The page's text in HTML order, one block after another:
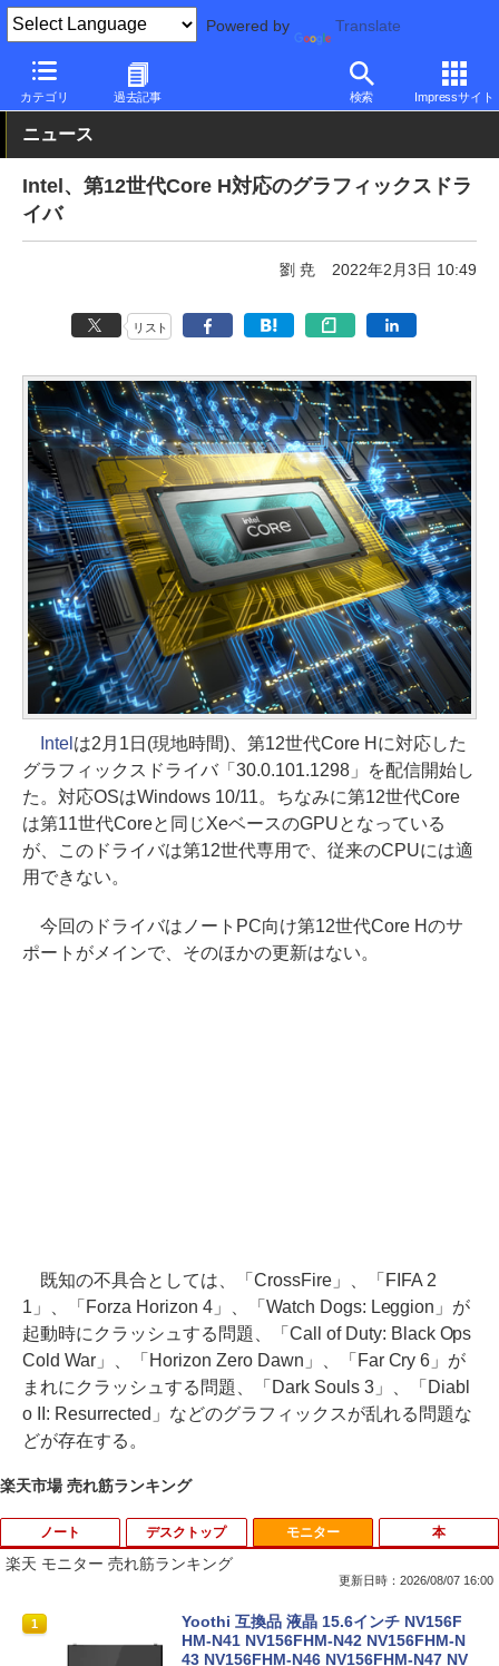
Powered by Translate
カテゴリ 過去記事 検索 Impressサイト
PC Watch 半導体/周辺機器
ニュース
Intel、第12世代Core H対応のグラフィックスドラ
イバ
劉 尭 2022年2月3日 10:49
リスト
Intel は2月1日(現地時間)、第12世代Core Hに対応した
グラフィックスドライバ「30.0.101.1298」を配信開始し
た。対応OSはWindows 10/11。ちなみに第12世代Core
は第11世代Coreと同じXeベースのGPUとなっている
が、このドライバは第12世代専用で、従来のCPUには適
用できない。
今回のドライバはノートPC向け第12世代Core Hのサ
ポートがメインで、そのほかの更新はない。
既知の不具合としては、「CrossFire」、「FIFA 2
1」、「Forza Horizon 4」、「Watch Dogs: Leggion」が
起動時にクラッシュする問題、「Call of Duty: Black Ops
Cold War」、「Horizon Zero Dawn」、「Far Cry 6」が
まれにクラッシュする問題、「Dark Souls 3」、「Diabl
o II: Resurrected」などのグラフィックスが乱れる問題な
どが存在する。
楽天市場 売れ筋ランキング
ノート
1
中古ノートパソコンDell Latitude 5320
2-in-1 5320-con 【中古】 Dell Latitude
5320 2-in-1 中古ノートパソコンCore i5
デスクトップ
1
中古パソコン HP Z230 SFF Workstatio
n CPU Intel Xeon E3-1231v3-3.40Ghz
メモリ8GB SSD256GB DVDROM デスク
モニター
楽天 モニター 売れ筋ランキング
更新日時：2026/08/07 16:00
1
Yoothi 互換品 液晶 15.6インチ NV156F
HM-N41 NV156FHM-N42 NV156FHM-N
43 NV156FHM-N46 NV156FHM-N47 NV
本